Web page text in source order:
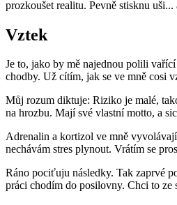
prozkoušet realitu. Pevně stisknu
Vztek
Je to, jako by mě najednou polili
chodby. Už cítím, jak se ve mně cosi
Můj rozum diktuje: Riziko je malé,
na hrozbu. Mají své vlastní motto, a
Adrenalin a kortizol ve mně
nechávám stres plynout. Vrátím se
Ráno pociťuju následky. Tak zaprvé
práci chodím do posilovny. Chci to ze